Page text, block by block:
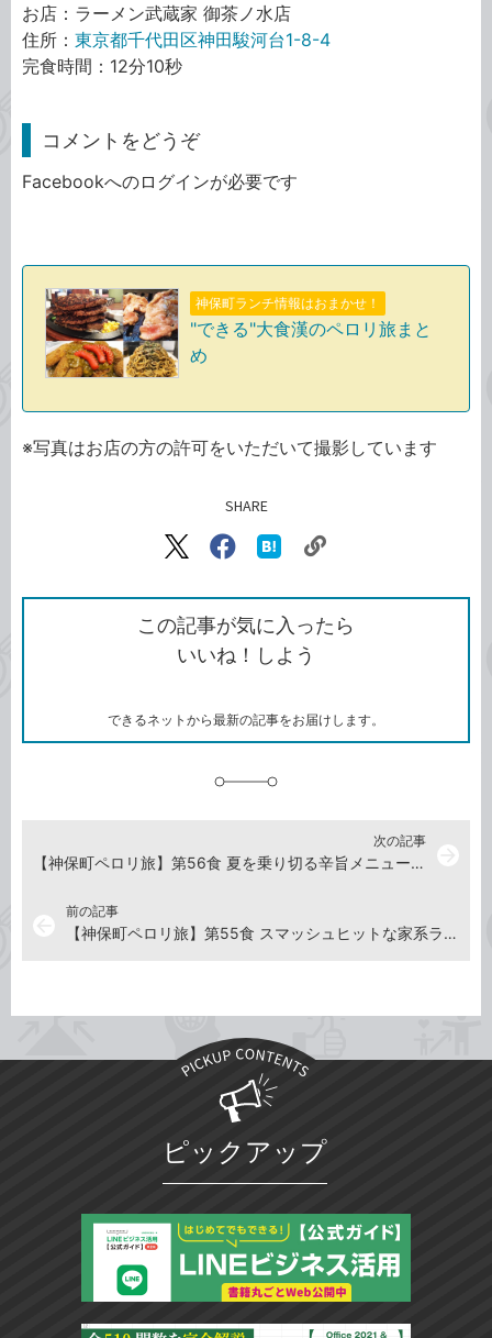
お店：ラーメン武蔵家 御茶ノ水店
住所： 東京都千代田区神田駿河台1-8-4
完食時間：12分10秒
コメントをどうぞ
Facebookへのログインが必要です
神保町ランチ情報はおまかせ！
"できる"大食漢のペロリ旅まと
め
※写真はお店の方の許可をいただいて撮影しています
SHARE
X（旧
で
シ
ェ
ア
Facebook
シ
ェ
ア
な
ッ
ク
ク
ク
を
コ
この記事が気に入ったら
いいね！しよう
できるネットから最新の記事をお届けします。
前の記事
【神保町ペロリ旅】第55食 スマッシュヒットな家系ラーメン！ 「武蔵家」の極 大ラーメン（前編）
次の記事
【神保町ペロリ旅】第56食 夏を乗り切る辛旨メニュー！ 「かつぎや」の汁なし担々麺大盛り（前編）
ピックアップ